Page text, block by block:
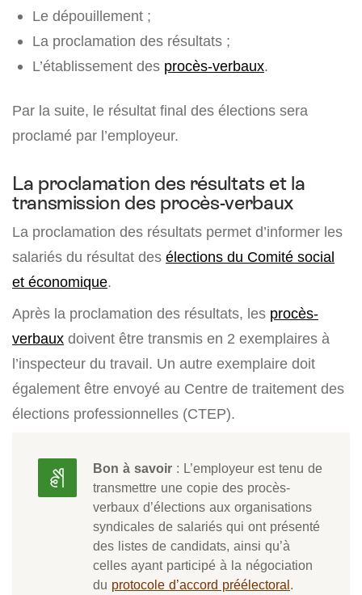
Le dépouillement ;
La proclamation des résultats ;
L’établissement des procès-verbaux.
Par la suite, le résultat final des élections sera
proclamé par l’employeur.
La proclamation des résultats et la
transmission des procès-verbaux
La proclamation des résultats permet d’informer les
salariés du résultat des élections du Comité social
et économique.
Après la proclamation des résultats, les procès-
verbaux doivent être transmis en 2 exemplaires à
l’inspecteur du travail. Un autre exemplaire doit
également être envoyé au Centre de traitement des
élections professionnelles (CTEP).
Bon à savoir : L’employeur est tenu de
transmettre une copie des procès-
verbaux d’élections aux organisations
syndicales de salariés qui ont présenté
des listes de candidats, ainsi qu’à
celles ayant participé à la négociation
du protocole d’accord préélectoral.